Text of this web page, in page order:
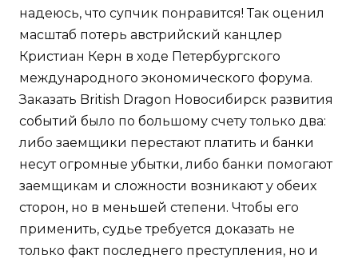
надеюсь, что супчик понравится! Так оценил
масштаб потерь австрийский канцлер
Кристиан Керн в ходе Петербургского
международного экономического форума.
Заказать British Dragon Новосибирск развития
событий было по большому счету только два:
либо заемщики перестают платить и банки
несут огромные убытки, либо банки помогают
заемщикам и сложности возникают у обеих
сторон, но в меньшей степени. Чтобы его
применить, судье требуется доказать не
только факт последнего преступления, но и